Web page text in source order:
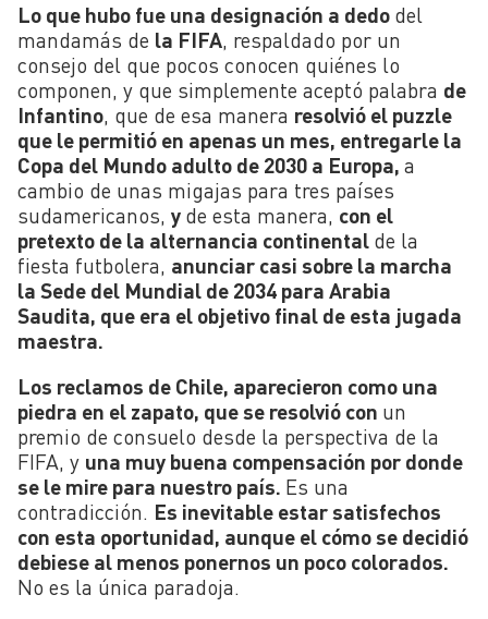
Lo que hubo fue una designación a dedo del
mandamás de la FIFA, respaldado por un
consejo del que pocos conocen quiénes lo
componen, y que simplemente aceptó palabra de
Infantino, que de esa manera resolvió el puzzle
que le permitió en apenas un mes, entregarle la
Copa del Mundo adulto de 2030 a Europa, a
cambio de unas migajas para tres países
sudamericanos, y de esta manera, con el
pretexto de la alternancia continental de la
fiesta futbolera, anunciar casi sobre la marcha
la Sede del Mundial de 2034 para Arabia
Saudita, que era el objetivo final de esta jugada
maestra.
Los reclamos de Chile, aparecieron como una
piedra en el zapato, que se resolvió con un
premio de consuelo desde la perspectiva de la
FIFA, y una muy buena compensación por donde
se le mire para nuestro país. Es una
contradicción. Es inevitable estar satisfechos
con esta oportunidad, aunque el cómo se decidió
debiese al menos ponernos un poco colorados.
No es la única paradoja.